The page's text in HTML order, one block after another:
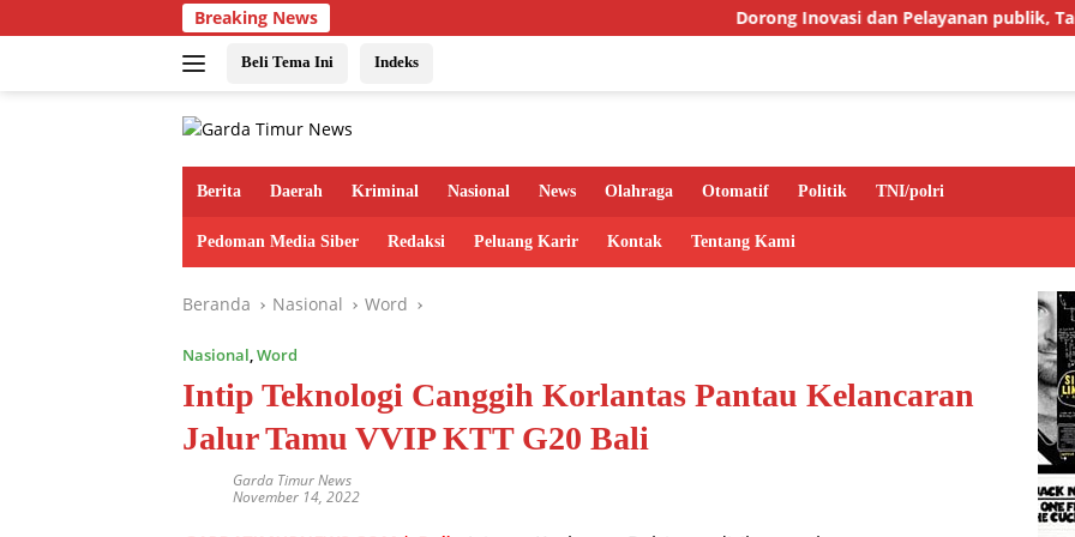
ke
Breaking News Dorong Inovasi dan Pelayanan publik, Takalar
Beli Tema Ini Indeks
Berita Daerah Kriminal Nasional News Olahraga Otomatif Politik TNI/polri
Pedoman Media Siber Redaksi Peluang Karir Kontak Tentang Kami
Beranda Nasional Word
Nasional,Word
Intip Teknologi Canggih Korlantas Pantau Kelancaran
Jalur Tamu VVIP KTT G20 Bali
Garda Timur News
November 14, 2022